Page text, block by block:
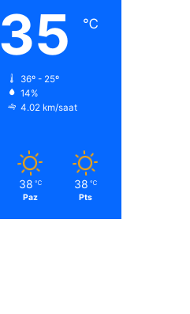
35 ℃
36º - 25º
14%
4.02 km/saat
38 ℃
Paz
38 ℃
Pts